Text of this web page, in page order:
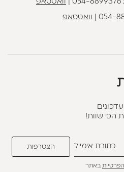
054-8899376 וואטסאפ
054- וואטסאפ
הכי שוות!
הפרטיותבאתר